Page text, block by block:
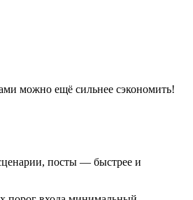
можно ещё сильнее сэкономить!
посты — быстрее и